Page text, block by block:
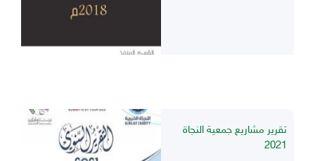
تقرير مشاريع جمعية النجاة
2021